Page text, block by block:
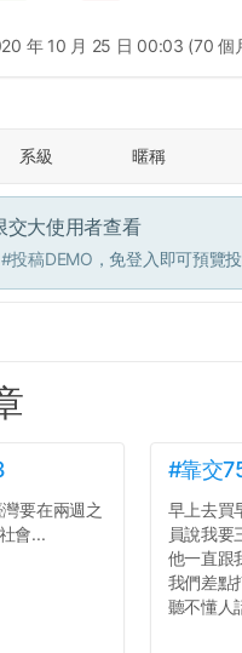
年 10 月 25 日 00:03 (70 個
系級 暱稱
交大使用者查看
#投稿DEMO ，免登入即可預覽
要在兩週之
會...
#靠交
早上去買
員說我要
他一直跟
我們差點
聽不懂人